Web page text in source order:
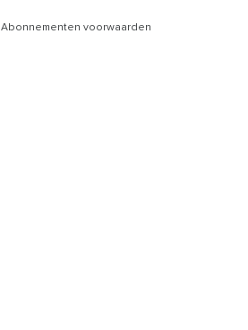
Abonnementen voorwaarden